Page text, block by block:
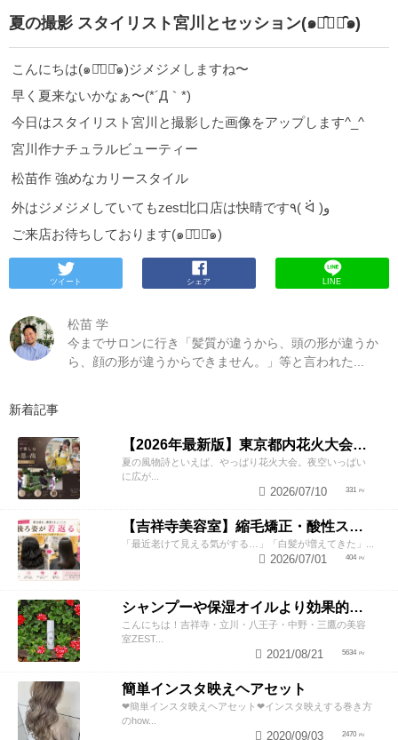
夏の撮影 スタイリスト宮川とセッション(๑･̑◡･̑๑)
こんにちは(๑･̑◡･̑๑)ジメジメしますね〜
早く夏来ないかなぁ〜(*´Д｀*)
今日はスタイリスト宮川と撮影した画像をアップします^_^
宮川作ナチュラルビューティー
松苗作 強めなカリースタイル
外はジメジメしていてもzest北口店は快晴です٩( ᐛ )و
ご来店お待ちしております(๑･̑◡･̑๑)
ツイート シェア LINE
松苗 学
今までサロンに行き「髪質が違うから、頭の形が違うか
ら、顔の形が違うからできません。」等と言われた...
新着記事
【2026年最新版】東京都内花火大会まとめ｜浴衣着付け・ヘアセットならZESTへ
夏の風物詩といえば、やっぱり花火大会。夜空いっぱい
に広が...
331
2026/07/10
【吉祥寺美容室】縮毛矯正・酸性ストレートで若返り！後ろ姿が変わると見た目年齢も変わる？
「最近老けて見える気がする…」「白髪が増えてきた」...
404
2026/07/01
シャンプーや保湿オイルより効果的！？美容師が教える頭皮の臭い＆乾燥ケアとは
こんにちは！吉祥寺・立川・八王子・中野・三鷹の美容
室ZEST...
5634
2021/08/21
簡単インスタ映えヘアセット
❤︎簡単インスタ映えヘアセット❤︎インスタ映えする巻き方
のhow...
2470
2020/09/03